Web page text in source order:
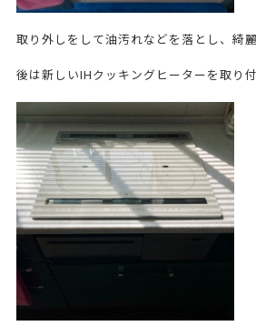
取り外しをして油汚れなどを落とし、綺
後は新しいIHクッキングヒーターを取り